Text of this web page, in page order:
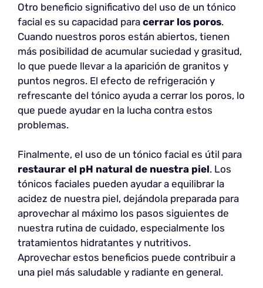
Otro beneficio significativo del uso de un tónico
facial es su capacidad para cerrar los poros.
Cuando nuestros poros están abiertos, tienen
más posibilidad de acumular suciedad y grasitud,
lo que puede llevar a la aparición de granitos y
puntos negros. El efecto de refrigeración y
refrescante del tónico ayuda a cerrar los poros, lo
que puede ayudar en la lucha contra estos
problemas.
Finalmente, el uso de un tónico facial es útil para
restaurar el pH natural de nuestra piel. Los
tónicos faciales pueden ayudar a equilibrar la
acidez de nuestra piel, dejándola preparada para
aprovechar al máximo los pasos siguientes de
nuestra rutina de cuidado, especialmente los
tratamientos hidratantes y nutritivos.
Aprovechar estos beneficios puede contribuir a
una piel más saludable y radiante en general.